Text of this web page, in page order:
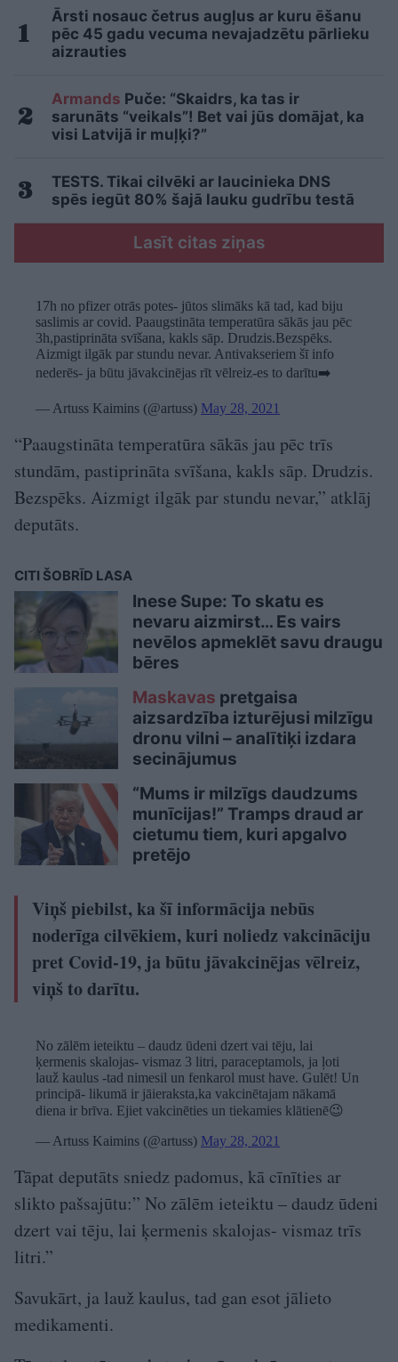
Ārsti nosauc četrus augļus ar kuru ēšanu
pēc 45 gadu vecuma nevajadzētu pārlieku
aizrauties
Armands Puče: “Skaidrs, ka tas ir
sarunāts “veikals”! Bet vai jūs domājat, ka
visi Latvijā ir muļķi?”
TESTS. Tikai cilvēki ar laucinieka DNS
spēs iegūt 80% šajā lauku gudrību testā
Lasīt citas ziņas
17h no pfizer otrās potes- jūtos slimāks kā tad, kad biju
saslimis ar covid. Paaugstināta temperatūra sākās jau pēc
3h,pastiprināta svīšana, kakls sāp. Drudzis.Bezspēks.
Aizmigt ilgāk par stundu nevar. Antivakseriem šī info
nederēs- ja būtu jāvakcinējas rīt vēlreiz-es to darītu➡️
— Artuss Kaimins (@artuss) May 28, 2021
“Paaugstināta temperatūra sākās jau pēc trīs
stundām, pastiprināta svīšana, kakls sāp. Drudzis.
Bezspēks. Aizmigt ilgāk par stundu nevar,” atklāj
deputāts.
CITI ŠOBRĪD LASA
Inese Supe: To skatu es
nevaru aizmirst… Es vairs
nevēlos apmeklēt savu draugu
bēres
Maskavas pretgaisa
aizsardzība izturējusi milzīgu
dronu vilni – analītiķi izdara
secinājumus
“Mums ir milzīgs daudzums
munīcijas!” Tramps draud ar
cietumu tiem, kuri apgalvo
pretējo
Viņš piebilst, ka šī informācija nebūs
noderīga cilvēkiem, kuri noliedz vakcināciju
pret Covid-19, ja būtu jāvakcinējas vēlreiz,
viņš to darītu.
No zālēm ieteiktu – daudz ūdeni dzert vai tēju, lai
ķermenis skalojas- vismaz 3 litri, paraceptamols, ja ļoti
lauž kaulus -tad nimesil un fenkarol must have. Gulēt! Un
principā- likumā ir jāieraksta,ka vakcinētajam nākamā
diena ir brīva. Ejiet vakcinēties un tiekamies klātienē😉
— Artuss Kaimins (@artuss) May 28, 2021
Tāpat deputāts sniedz padomus, kā cīnīties ar
slikto pašsajūtu:” No zālēm ieteiktu – daudz ūdeni
dzert vai tēju, lai ķermenis skalojas- vismaz trīs
litri.”
Savukārt, ja lauž kaulus, tad gan esot jālieto
medikamenti.